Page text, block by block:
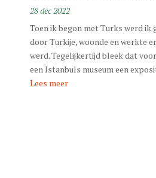
28 dec 2022
Toen ik begon met Turks werd ik
door Turkije, woonde en werkte
werd. Tegelijkertijd bleek dat
een Istanbuls museum een
Lees meer